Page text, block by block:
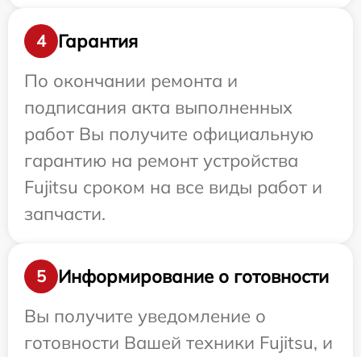
4
Гарантия
По окончании ремонта и
подписания акта выполненных
работ Вы получите официальную
гарантию на ремонт устройства
Fujitsu сроком на все виды работ и
запчасти.
5
Информирование о готовности
Вы получите уведомление о
готовности Вашей техники Fujitsu, и